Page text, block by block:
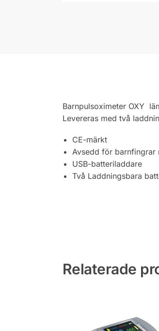
Barnpulsoximeter OXY
Levereras med två
CE-märkt
Avsedd för barnfingrar
USB-batteriladdare
Två Laddningsbara
Relaterade